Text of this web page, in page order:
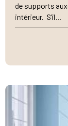
de supports
intérieur. S’il...